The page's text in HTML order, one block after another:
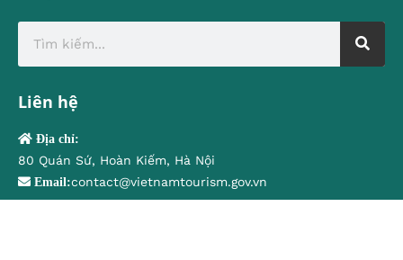
Liên hệ
Địa chỉ:
80 Quán Sứ, Hoàn Kiếm, Hà Nội
Email:contact@vietnamtourism.gov.vn